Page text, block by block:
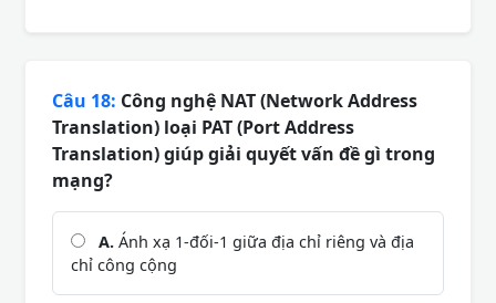
Câu 18: Công nghệ NAT (Network Address
Translation) loại PAT (Port Address
Translation) giúp giải quyết vấn đề gì trong
mạng?
A. Ánh xạ 1-đối-1 giữa địa chỉ riêng và địa
chỉ công cộng